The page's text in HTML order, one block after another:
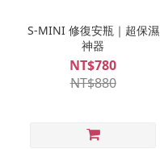
S-MINI 修復安瓶｜超保濕
神器
NT$780
NT$880